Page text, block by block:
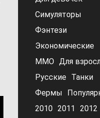
Симуляторы
Фэнтези
Экономические
MMO Для
Русские
Танки
Фермы
2010 2011
2012